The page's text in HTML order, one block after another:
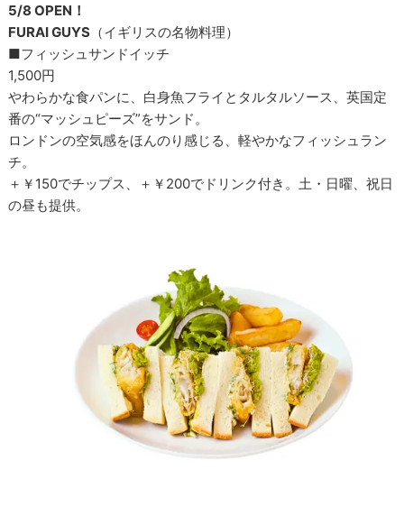
5/8 OPEN！
FURAI GUYS （イギリスの名物料理）
■フィッシュサンドイッチ
1,500円
やわらかな食パンに、白身魚フライとタルタルソース、英国定
番の“マッシュピーズ”をサンド。
ロンドンの空気感をほんのり感じる、軽やかなフィッシュラン
チ。
＋￥150でチップス、＋￥200でドリンク付き。土・日曜、祝日
の昼も提供。